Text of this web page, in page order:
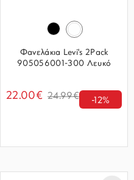
Φανελάκια Levi's 2Pack
905056001-300 Λευκό
22.00€ 24.99€ -12%